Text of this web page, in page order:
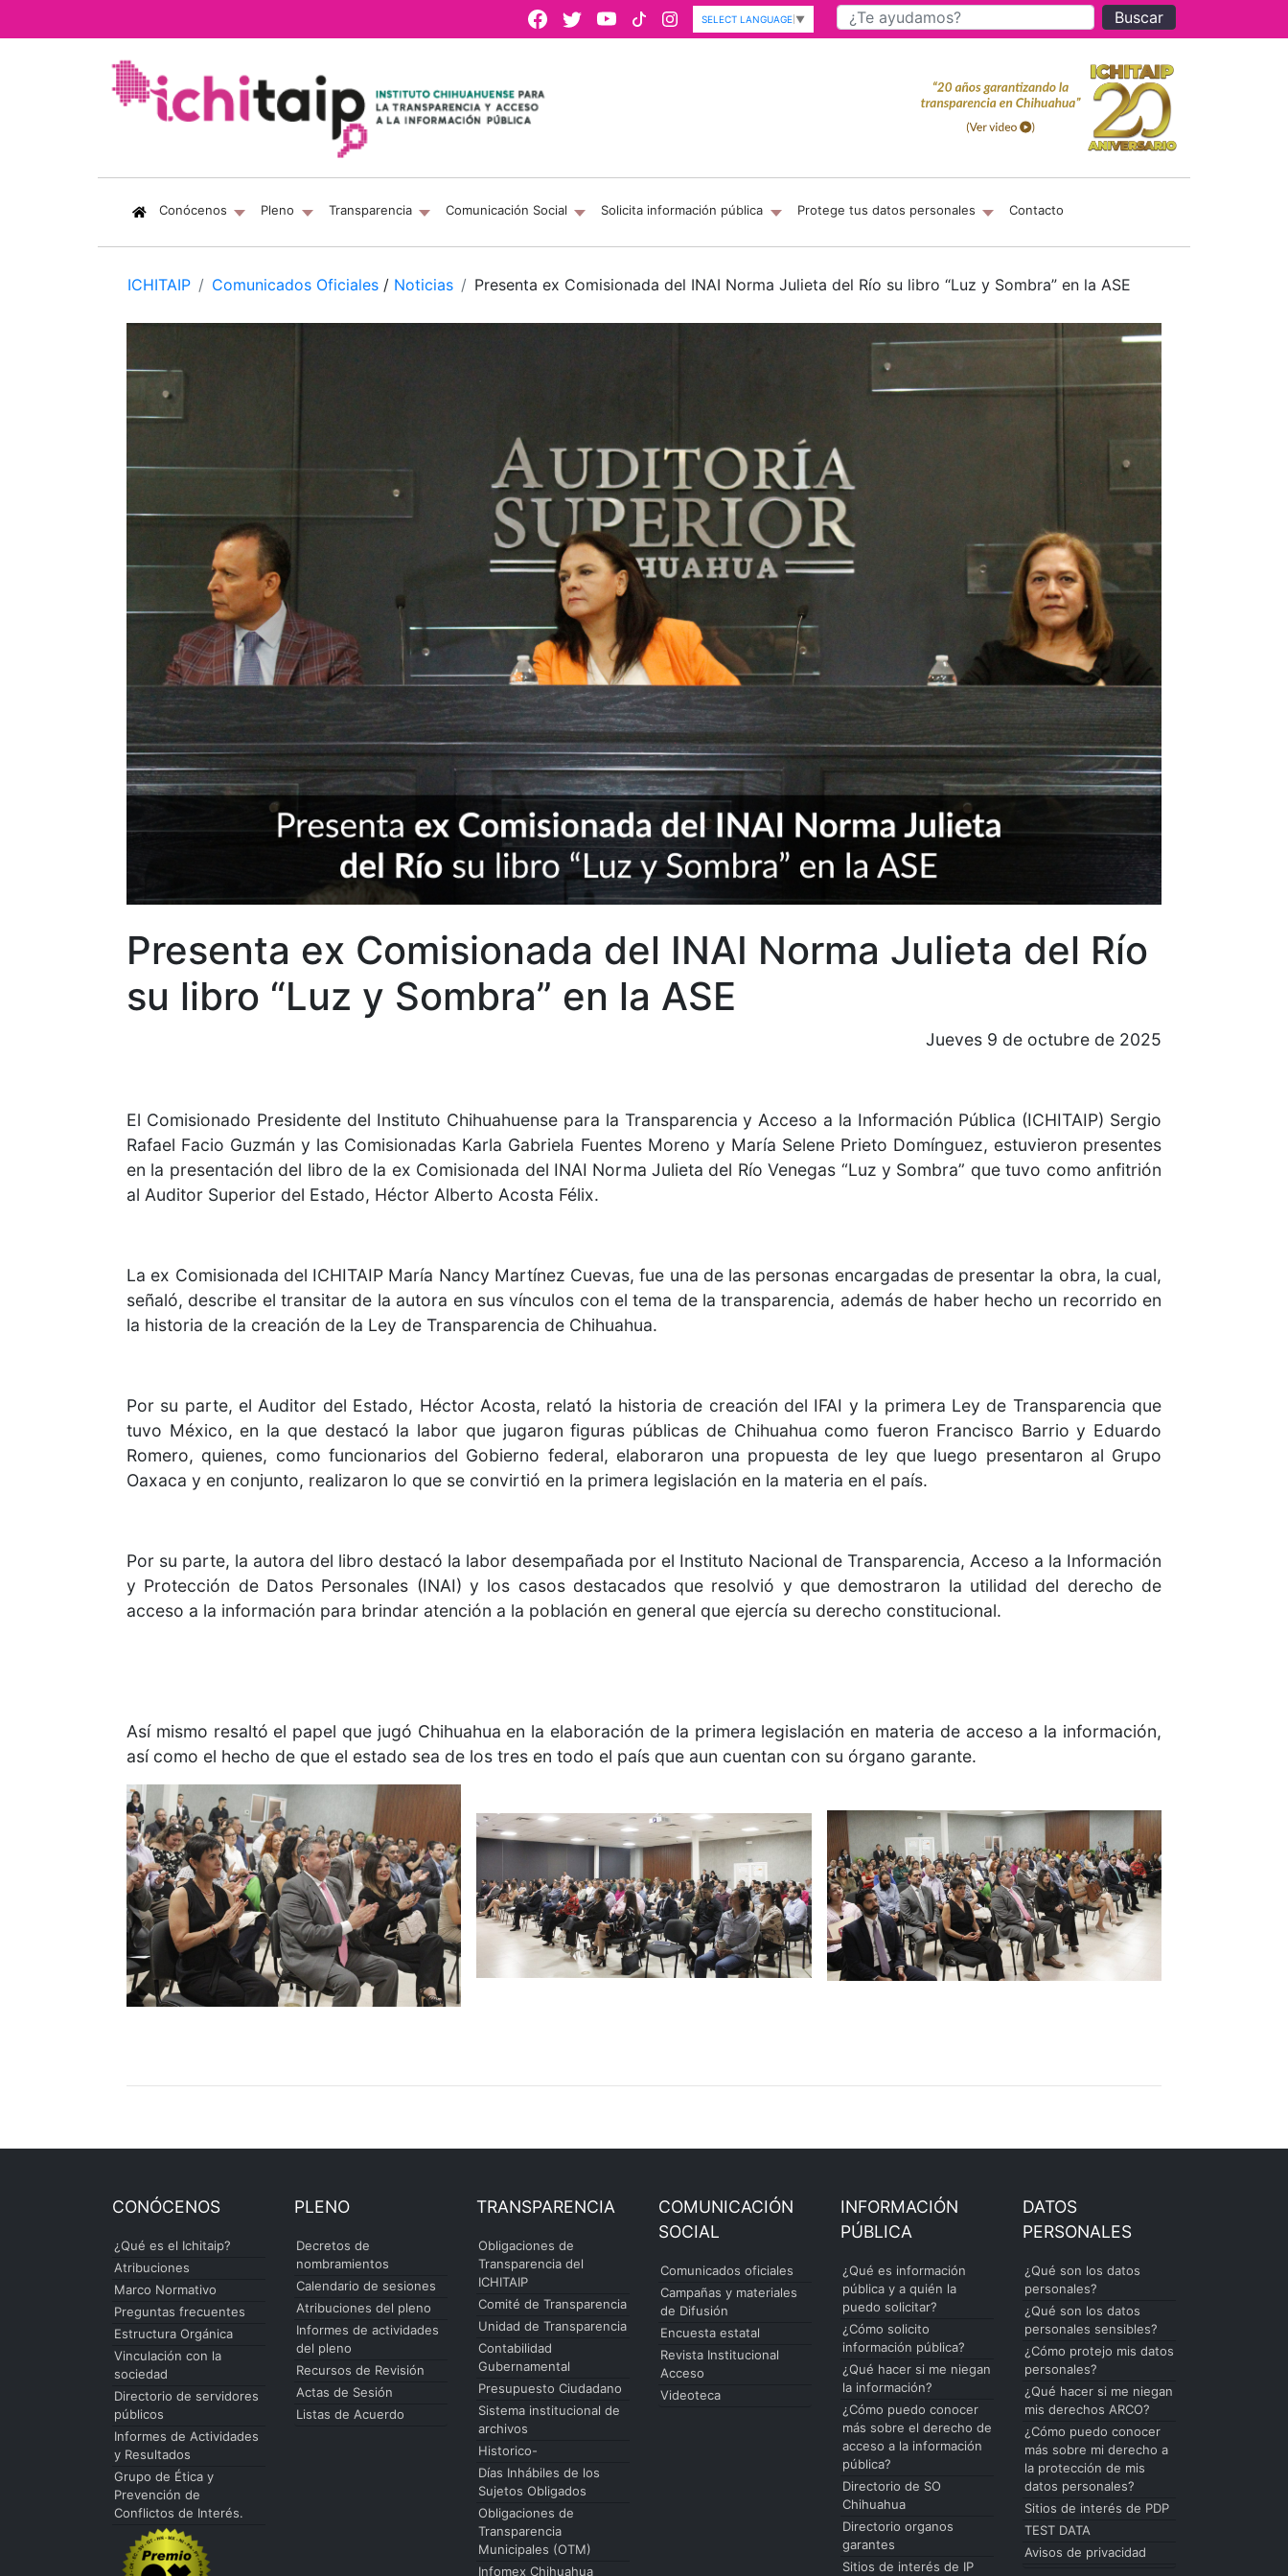
Buscar
SELECT LANGUAGE ▼
Conócenos (current)
Pleno Transparencia Comunicación Social Solicita información pública Protege tus datos personales Contacto
ICHITAIP Comunicados Oficiales / Noticias Presenta ex Comisionada del INAI Norma Julieta del Río su libro “Luz y Sombra” en la ASE
Presenta ex Comisionada del INAI Norma Julieta del Río
su libro “Luz y Sombra” en la ASE
Jueves 9 de octubre de 2025
El Comisionado Presidente del Instituto Chihuahuense para la Transparencia y Acceso a la Información Pública (ICHITAIP) Sergio
Rafael Facio Guzmán y las Comisionadas Karla Gabriela Fuentes Moreno y María Selene Prieto Domínguez, estuvieron presentes
en la presentación del libro de la ex Comisionada del INAI Norma Julieta del Río Venegas “Luz y Sombra” que tuvo como anfitrión
al Auditor Superior del Estado, Héctor Alberto Acosta Félix.
La ex Comisionada del ICHITAIP María Nancy Martínez Cuevas, fue una de las personas encargadas de presentar la obra, la cual,
señaló, describe el transitar de la autora en sus vínculos con el tema de la transparencia, además de haber hecho un recorrido en
la historia de la creación de la Ley de Transparencia de Chihuahua.
Por su parte, el Auditor del Estado, Héctor Acosta, relató la historia de creación del IFAI y la primera Ley de Transparencia que
tuvo México, en la que destacó la labor que jugaron figuras públicas de Chihuahua como fueron Francisco Barrio y Eduardo
Romero, quienes, como funcionarios del Gobierno federal, elaboraron una propuesta de ley que luego presentaron al Grupo
Oaxaca y en conjunto, realizaron lo que se convirtió en la primera legislación en la materia en el país.
Por su parte, la autora del libro destacó la labor desempañada por el Instituto Nacional de Transparencia, Acceso a la Información
y Protección de Datos Personales (INAI) y los casos destacados que resolvió y que demostraron la utilidad del derecho de
acceso a la información para brindar atención a la población en general que ejercía su derecho constitucional.
Así mismo resaltó el papel que jugó Chihuahua en la elaboración de la primera legislación en materia de acceso a la información,
así como el hecho de que el estado sea de los tres en todo el país que aun cuentan con su órgano garante.
CONÓCENOS
¿Qué es el Ichitaip?
Atribuciones
Marco Normativo
Preguntas frecuentes
Estructura Orgánica
Vinculación con la
sociedad
Directorio de servidores
públicos
Informes de Actividades
y Resultados
Grupo de Ética y
Prevención de
Conflictos de Interés.
PLENO
Decretos de
nombramientos
Calendario de sesiones
Atribuciones del pleno
Informes de actividades
del pleno
Recursos de Revisión
Actas de Sesión
Listas de Acuerdo
TRANSPARENCIA
Obligaciones de
Transparencia del
ICHITAIP
Comité de Transparencia
Unidad de Transparencia
Contabilidad
Gubernamental
Presupuesto Ciudadano
Sistema institucional de
archivos
Historico-
Días Inhábiles de los
Sujetos Obligados
Obligaciones de
Transparencia
Municipales (OTM)
Infomex Chihuahua
COMUNICACIÓN
SOCIAL
Comunicados oficiales
Campañas y materiales
de Difusión
Encuesta estatal
Revista Institucional
Acceso
Videoteca
INFORMACIÓN
PÚBLICA
¿Qué es información
pública y a quién la
puedo solicitar?
¿Cómo solicito
información pública?
¿Qué hacer si me niegan
la información?
¿Cómo puedo conocer
más sobre el derecho de
acceso a la información
pública?
Directorio de SO
Chihuahua
Directorio organos
garantes
Sitios de interés de IP
DATOS
PERSONALES
¿Qué son los datos
personales?
¿Qué son los datos
personales sensibles?
¿Cómo protejo mis datos
personales?
¿Qué hacer si me niegan
mis derechos ARCO?
¿Cómo puedo conocer
más sobre mi derecho a
la protección de mis
datos personales?
Sitios de interés de PDP
TEST DATA
Avisos de privacidad